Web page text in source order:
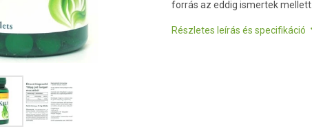
forrás az eddig ismertek mellett.
Részletes leírás és specifikáció